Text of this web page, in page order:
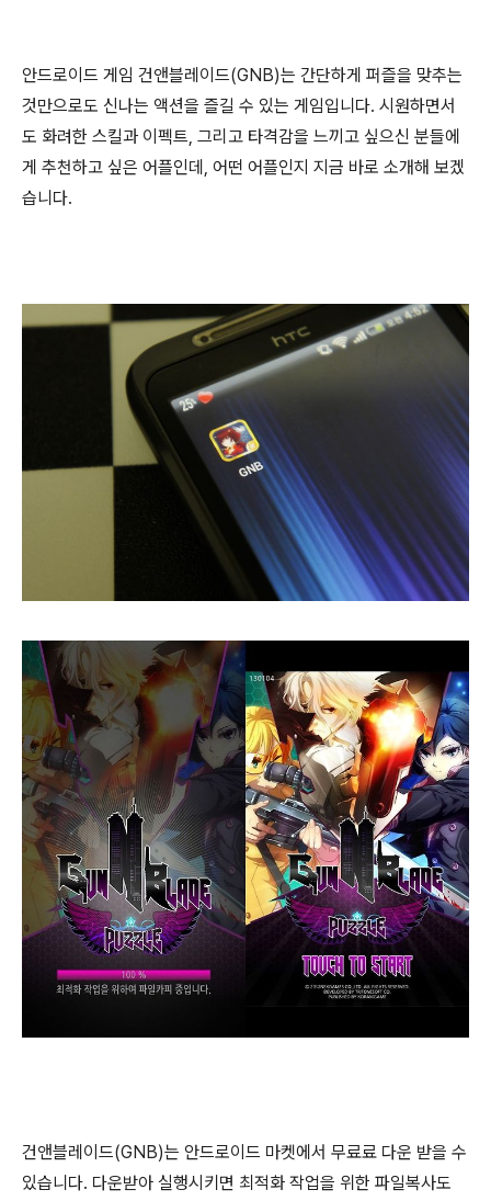
안드로이드 게임 건앤블레이드(GNB)는 간단하게 퍼즐을 맞추는
것만으로도 신나는 액션을 즐길 수 있는 게임입니다. 시원하면서
도 화려한 스킬과 이펙트, 그리고 타격감을 느끼고 싶으신 분들에
게 추천하고 싶은 어플인데, 어떤 어플인지 지금 바로 소개해 보겠
습니다.
건앤블레이드(GNB)는 안드로이드 마켓에서 무료료 다운 받을 수
있습니다. 다운받아 실행시키면 최적화 작업을 위한 파일복사도